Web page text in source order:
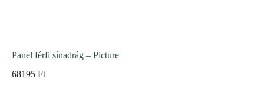
Panel férfi sínadrág – Picture
68195 Ft